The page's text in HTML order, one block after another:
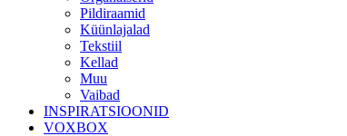
Pildiraamid
Küünlajalad
Tekstiil
Kellad
Muu
Vaibad
INSPIRATSIOONID
VOXBOX